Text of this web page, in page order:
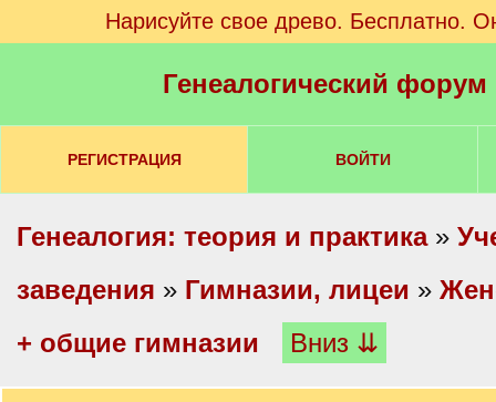
Нарисуйте свое древо. Бесплатно.
Генеалогический
РЕГИСТРАЦИЯ ВОЙТИ
Генеалогия: теория и практика»
заведения » Гимназии, лицеи »
+ общие гимназии
Вниз ⇊